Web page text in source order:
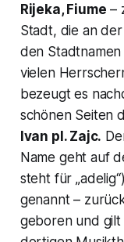
Rijeka, Fiume –
Stadt, die an
den
vielen
bezeugt es
schönen Seiten
Ivan pl. Zajc.
Name geht auf
steht für „adelig“
genannt –
geboren und gilt